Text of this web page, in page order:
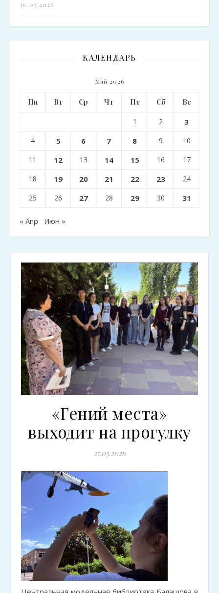
30.07.2026
КАЛЕНДАРЬ
Май 2026
Пн Вт Ср Чт Пт Сб Вс
1 2 3
4 5 6 7 8 9 10
11 12 13 14 15 16 17
18 19 20 21 22 23 24
25 26 27 28 29 30 31
« Апр Июн »
«Гений места»
выходит на прогулку
27.05.2026